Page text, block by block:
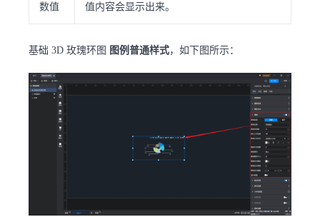
数值
值内容会显示出来。
基础 3D 玫瑰环图 图例普通样式，如下图所示：